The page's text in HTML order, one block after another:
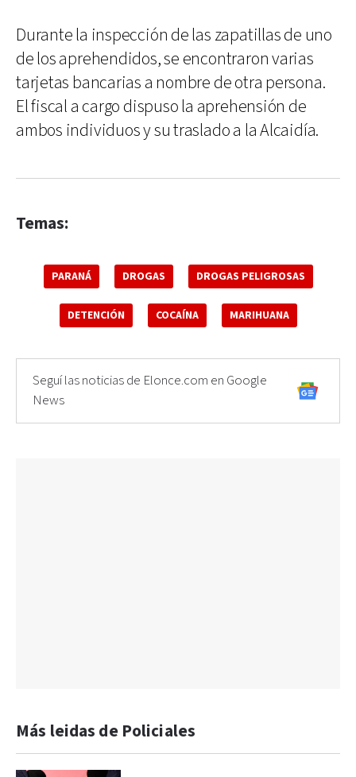
Durante la inspección de las zapatillas de uno
de los aprehendidos, se encontraron varias
tarjetas bancarias a nombre de otra persona.
El fiscal a cargo dispuso la aprehensión de
ambos individuos y su traslado a la Alcaidía.
Temas:
PARANÁ DROGAS DROGAS PELIGROSAS
DETENCIÓN COCAÍNA MARIHUANA
Seguí las noticias de Elonce.com en Google
News
Más leidas de Policiales